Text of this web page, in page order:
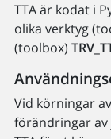
TTA är kodat i
olika verktyg
(toolbox)
Vid körningar
förändringar av